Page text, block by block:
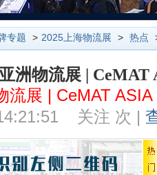
专题 > 2025上海物流展 > 热点
洲物流展 | CeMAT
流展 | CeMAT ASIA
关注 次 |